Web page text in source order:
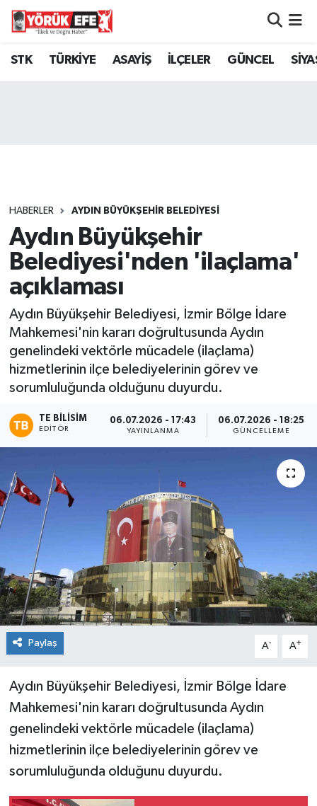
STK TÜRKİYE ASAYİŞ İLÇELER GÜNCEL
HABERLER AYDIN BÜYÜKŞEHİR BELEDİYESİ
Aydın Büyükşehir
Belediyesi'nden 'ilaçlama'
açıklaması
Aydın Büyükşehir Belediyesi, İzmir Bölge İdare
Mahkemesi'nin kararı doğrultusunda Aydın
genelindeki vektörle mücadele (ilaçlama)
hizmetlerinin ilçe belediyelerinin görev ve
sorumluluğunda olduğunu duyurdu.
TE BILISIM
EDITÖR
06.07.2026 - 17:43
YAYINLANMA
06.07.2026 - 18:25
GÜNCELLEME
Paylaş A- A+
Aydın Büyükşehir Belediyesi, İzmir Bölge İdare
Mahkemesi'nin kararı doğrultusunda Aydın
genelindeki vektörle mücadele (ilaçlama)
hizmetlerinin ilçe belediyelerinin görev ve
sorumluluğunda olduğunu duyurdu.
Aydın Nöbetçi Eczaneler
Tüm Manşetler
Son Dakika Haberleri
Haber Arşivi